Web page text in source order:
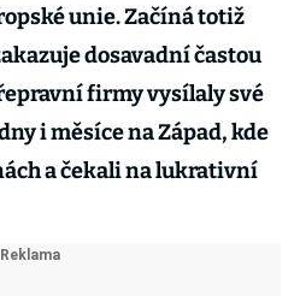
unie. Začíná totiž
dosavadní častou
firmy vysílaly své
i měsíce na Západ, kde
a čekali na lukrativní